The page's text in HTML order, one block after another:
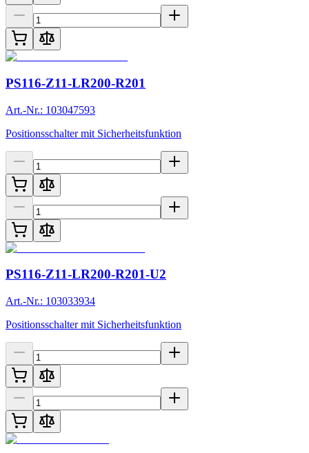
PS116-Z11-LR200-R201
Art.-Nr.: 103047593
Positionsschalter mit Sicherheitsfunktion
PS116-Z11-LR200-R201-U2
Art.-Nr.: 103033934
Positionsschalter mit Sicherheitsfunktion